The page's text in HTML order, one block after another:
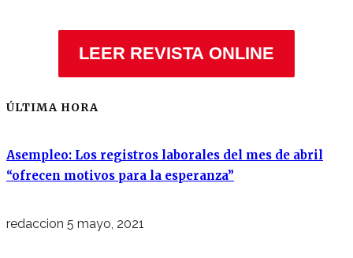
LEER REVISTA ONLINE
ÚLTIMA HORA
Asempleo: Los registros laborales del mes de abril
“ofrecen motivos para la esperanza”
redaccion 5 mayo, 2021